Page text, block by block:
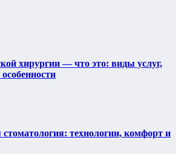
хирургии — что это: виды услуг,
технологии, комфорт и